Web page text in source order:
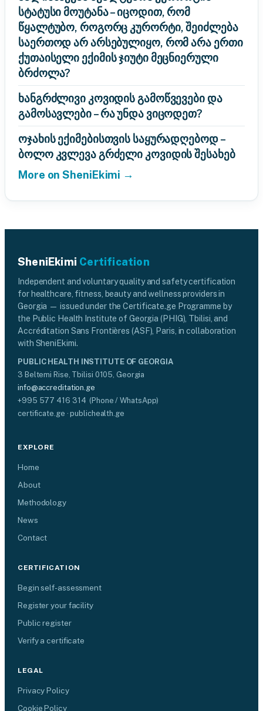
სტატუსი მოუტანა – იცოდით, რომ
წყალტუბო, როგორც კურორტი, შეიძლება
საერთოდ არ არსებულიყო, რომ არა ერთი
ქუთაისელი ექიმის ჯიუტი მეცნიერული
ბრძოლა?
ხანგრძლივი კოვიდის გამოწვევები და
გამოსავლები – რა უნდა ვიცოდეთ?
ოჯახის ექიმებისთვის საყურადღებოდ –
ბოლო კვლევა გრძელი კოვიდის შესახებ
More on SheniEkimi →
SheniEkimi Certification
Independent and voluntary quality and safety certification
for healthcare, fitness, beauty and wellness providers in
Georgia — issued under the Certificate.ge Programme by
the Public Health Institute of Georgia (PHIG), Tbilisi, and
Accréditation Sans Frontières (ASF), Paris, in collaboration
with SheniEkimi.
PUBLIC HEALTH INSTITUTE OF GEORGIA
3 Beltemi Rise, Tbilisi 0105, Georgia
info@accreditation.ge
+995 577 416 314 (Phone / WhatsApp)
certificate.ge · publichealth.ge
EXPLORE
Home
About
Methodology
News
Contact
CERTIFICATION
Begin self-assessment
Register your facility
Public register
Verify a certificate
LEGAL
Privacy Policy
Cookie Policy